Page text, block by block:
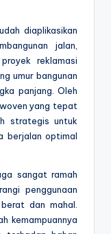
diaplikasikan
jalan,
reklamasi
umur bangunan
panjang. Oleh
yang tepat
strategis untuk
berjalan optimal
sangat ramah
penggunaan
dan mahal.
kemampuannya